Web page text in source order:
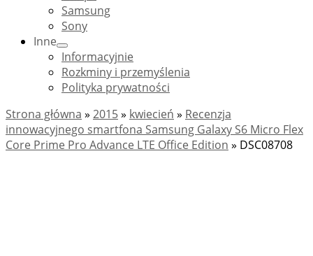
Samsung
Sony
Inne
Informacyjnie
Rozkminy i przemyślenia
Polityka prywatności
Strona główna » 2015» kwiecień » Recenzja
innowacyjnego smartfona Samsung Galaxy S6 Micro Flex
Core Prime Pro Advance LTE Office Edition » DSC08708